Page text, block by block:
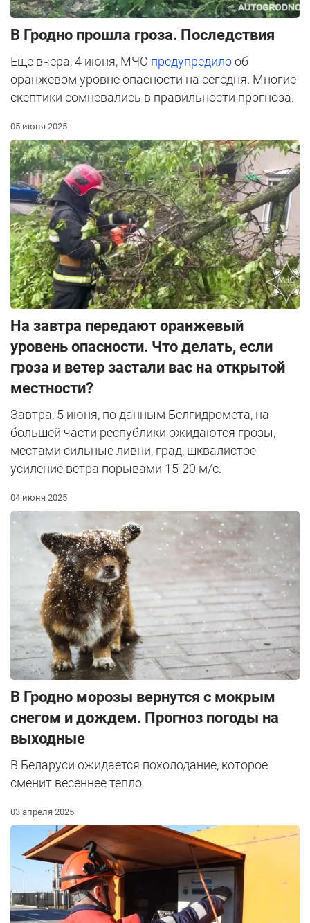
В Гродно прошла гроза. Последствия
Еще вчера, 4 июня, МЧС предупредилооб
оранжевом уровне опасности на сегодня. Многие
скептики сомневались в правильности прогноза.
05 июня 2025
На завтра передают оранжевый
уровень опасности. Что делать, если
гроза и ветер застали вас на открытой
местности?
Завтра, 5 июня, по данным Белгидромета, на
большей части республики ожидаются грозы,
местами сильные ливни, град, шквалистое
усиление ветра порывами 15-20 м/с.
04 июня 2025
В Гродно морозы вернутся с мокрым
снегом и дождем. Прогноз погоды на
выходные
В Беларуси ожидается похолодание, которое
сменит весеннее тепло.
03 апреля 2025